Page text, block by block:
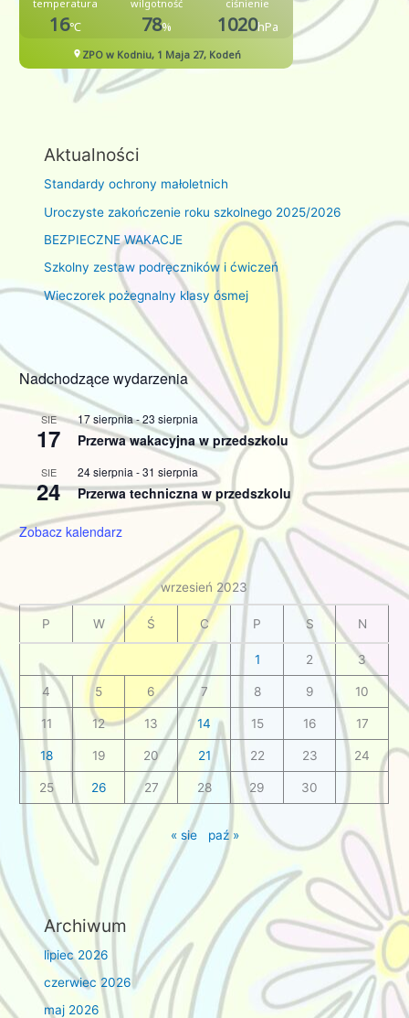
Aktualności
Standardy ochrony małoletnich
Uroczyste zakończenie roku szkolnego 2025/2026
BEZPIECZNE WAKACJE
Szkolny zestaw podręczników i ćwiczeń
Wieczorek pożegnalny klasy ósmej
Nadchodzące wydarzenia
SIE
17
17 sierpnia-23 sierpnia
Przerwa wakacyjna w przedszkolu
SIE
24
24 sierpnia-31 sierpnia
Przerwa techniczna w przedszkolu
Zobacz kalendarz
wrzesień 2023
P W Ś C P S N
1 2 3
4 5 6 7 8 9 10
11 12 13 14 15 16 17
18 19 20 21 22 23 24
25 26 27 28 29 30
« sie paź »
Archiwum
lipiec 2026
czerwiec 2026
maj 2026